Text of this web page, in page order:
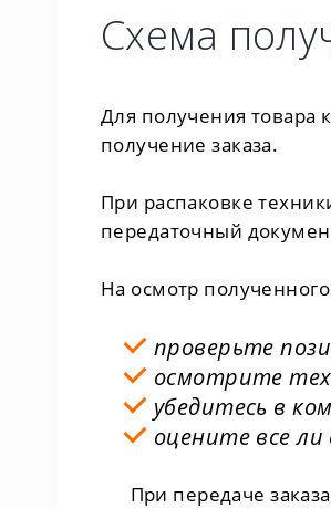
Схема
Для получения товара
получение заказа.
При распаковке
передаточный
На осмотр
проверьте
осмотрите
убедитесь в
оцените все
При передаче заказа